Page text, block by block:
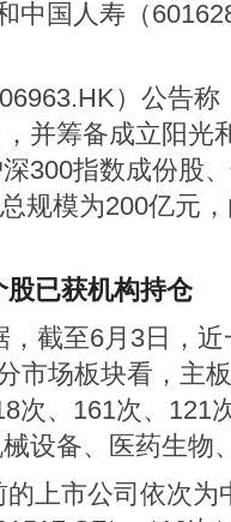
中国人寿（
）公告
并筹备成立阳光
深300指数成份股
规模为200亿元
股已获机构持仓
截至6月3日，
市场板块看，主
次、161次、121
设备、医药生物
上市公司依次为